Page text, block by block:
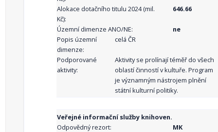
Alokace dotačního titulu 2024 (mil.
Kč):
646.66
Územní dimenze ANO/NE:
ne
Popis územní
dimenze:
celá ČR
Podporované
aktivity:
Aktivity se prolínají téměř do všech
oblastí činností v kultuře. Program
je významným nástrojem plnění
státní kulturní politiky.
Veřejné informační služby knihoven.
Odpovědný rezort:
MK